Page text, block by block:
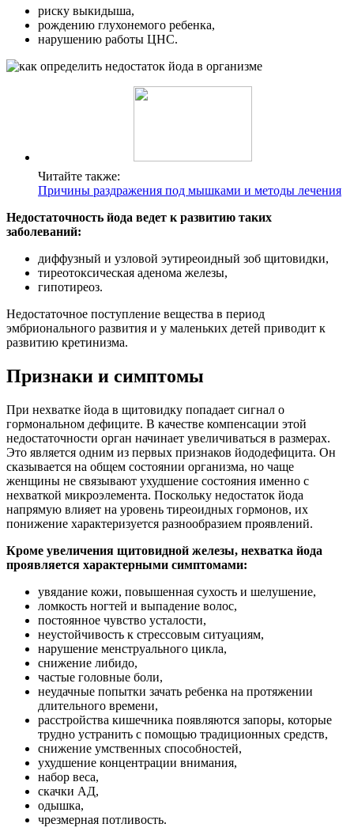
риску выкидыша,
рождению глухонемого ребенка,
нарушению работы ЦНС.
Читайте также:
Причины раздражения под мышками и методы лечения
Недостаточность йода ведет к развитию таких
заболеваний:
диффузный и узловой эутиреоидный зоб щитовидки,
тиреотоксическая аденома железы,
гипотиреоз.
Недостаточное поступление вещества в период
эмбрионального развития и у маленьких детей приводит к
развитию кретинизма.
Признаки и симптомы
При нехватке йода в щитовидку попадает сигнал о
гормональном дефиците. В качестве компенсации этой
недостаточности орган начинает увеличиваться в размерах.
Это является одним из первых признаков йододефицита. Он
сказывается на общем состоянии организма, но чаще
женщины не связывают ухудшение состояния именно с
нехваткой микроэлемента. Поскольку недостаток йода
напрямую влияет на уровень тиреоидных гормонов, их
понижение характеризуется разнообразием проявлений.
Кроме увеличения щитовидной железы, нехватка йода
проявляется характерными симптомами:
увядание кожи, повышенная сухость и шелушение,
ломкость ногтей и выпадение волос,
постоянное чувство усталости,
неустойчивость к стрессовым ситуациям,
нарушение менструального цикла,
снижение либидо,
частые головные боли,
неудачные попытки зачать ребенка на протяжении
длительного времени,
расстройства кишечника появляются запоры, которые
трудно устранить с помощью традиционных средств,
снижение умственных способностей,
ухудшение концентрации внимания,
набор веса,
скачки АД,
одышка,
чрезмерная потливость.